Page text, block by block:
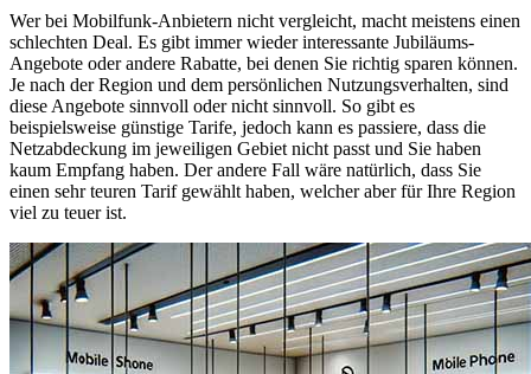
Wer bei Mobilfunk-Anbietern nicht vergleicht, macht meistens einen
schlechten Deal. Es gibt immer wieder interessante Jubiläums-
Angebote oder andere Rabatte, bei denen Sie richtig sparen können.
Je nach der Region und dem persönlichen Nutzungsverhalten, sind
diese Angebote sinnvoll oder nicht sinnvoll. So gibt es
beispielsweise günstige Tarife, jedoch kann es passiere, dass die
Netzabdeckung im jeweiligen Gebiet nicht passt und Sie haben
kaum Empfang haben. Der andere Fall wäre natürlich, dass Sie
einen sehr teuren Tarif gewählt haben, welcher aber für Ihre Region
viel zu teuer ist.